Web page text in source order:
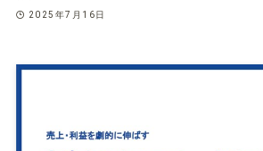
2025年7月16日